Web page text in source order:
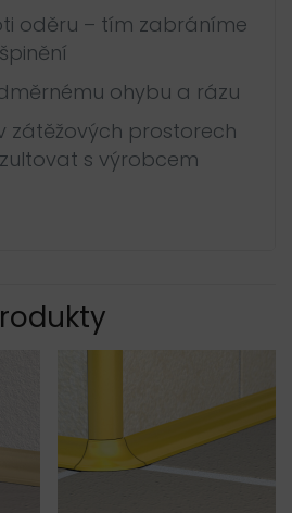
oděru – tím zabráníme
ohybu a rázu
zátěžových prostorech
s výrobcem